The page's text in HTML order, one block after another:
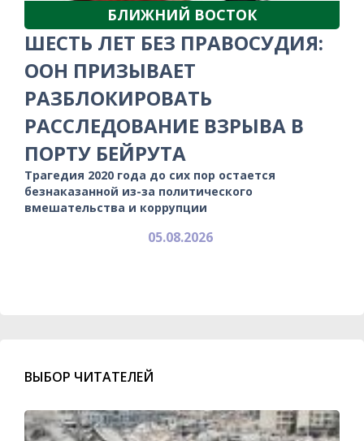
БЛИЖНИЙ ВОСТОК
ШЕСТЬ ЛЕТ БЕЗ ПРАВОСУДИЯ:
ООН ПРИЗЫВАЕТ
РАЗБЛОКИРОВАТЬ
РАССЛЕДОВАНИЕ ВЗРЫВА В
ПОРТУ БЕЙРУТА
Трагедия 2020 года до сих пор остается
безнаказанной из-за политического
вмешательства и коррупции
05.08.2026
ВЫБОР ЧИТАТЕЛЕЙ